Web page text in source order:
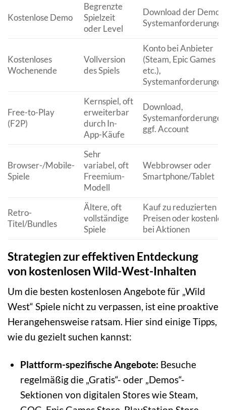
Kostenlose Demo
Begrenzte
Spielzeit
oder Level
Download der Demo,
Systemanforderungen
Kostenloses
Wochenende
Vollversion
des Spiels
Konto bei Anbieter
(Steam, Epic Games
etc.),
Systemanforderungen
Free-to-Play
(F2P)
Kernspiel, oft
erweiterbar
durch In-
App-Käufe
Download,
ggf. Account
Browser-/Mobile-
Spiele
Sehr
variabel, oft
Freemium-
Modell
Webbrowser oder
Smartphone/Tablet
Retro-
Titel/Bundles
Ältere, oft
vollständige
Spiele
Kauf zu reduzierten
Preisen oder kostenlos
bei Aktionen
Strategien zur effektiven Entdeckung
von kostenlosen Wild-West-Inhalten
Um die besten kostenlosen Angebote für „Wild
West“ Spiele nicht zu verpassen, ist eine proaktive
Herangehensweise ratsam. Hier sind einige Tipps,
wie du gezielt suchen kannst:
Plattform-spezifische Angebote: Besuche
regelmäßig die „Gratis“- oder „Demos“-
Sektionen von digitalen Stores wie Steam,